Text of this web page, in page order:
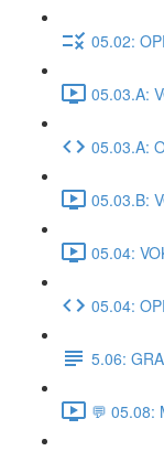
05.02:
05.03.A:
05.03.A:
05.03.B:
05.04:
05.04:
5.06:
💬 05.08: